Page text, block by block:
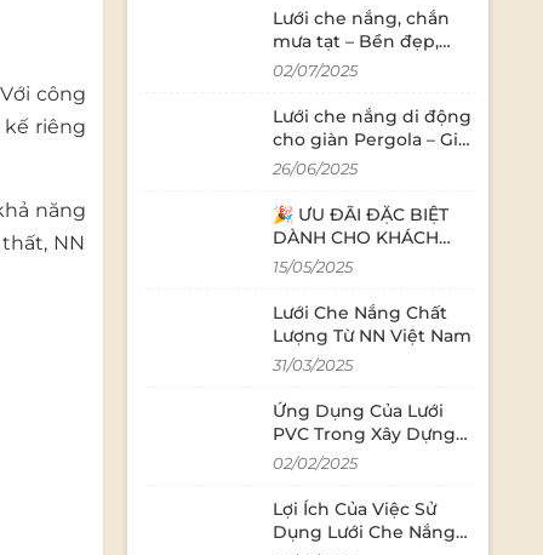
công
riêng
năng
NN
Ngoài Trời
Lưới che nắng, chắn
mưa tạt – Bền đẹp,
hiệu quả vượt mong
02/07/2025
Lưới che nắng di động
cho giàn Pergola – Giải
pháp làm mát, thẩm
không gian ngoài trời
26/06/2025
🎉 ƯU ĐÃI ĐẶC BIỆT
DÀNH CHO KHÁCH
HÀNG QUAN TÂM
15/05/2025
Lưới Che Nắng Chất
Lượng Từ NN Việt Nam
31/03/2025
Ứng Dụng Của Lưới
PVC Trong Xây Dựng
Hiện Đại
02/02/2025
Lợi Ích Của Việc Sử
Dụng Lưới Che Nắng